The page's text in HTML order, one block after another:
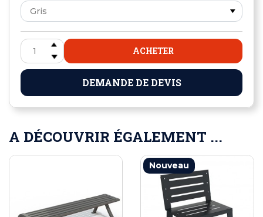
ACHETER
DEMANDE DE DEVIS
A DÉCOUVRIR ÉGALEMENT ...
Nouveau